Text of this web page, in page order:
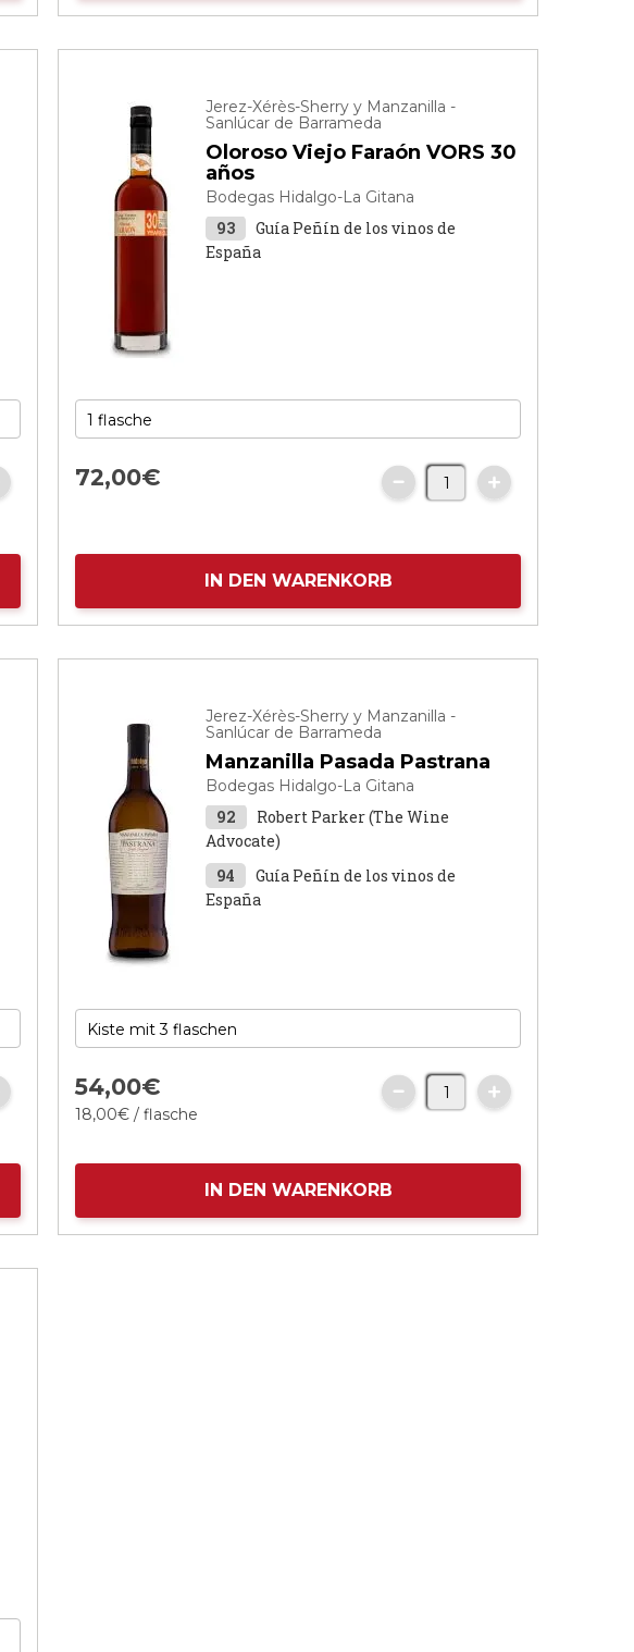
Jerez-Xérès-Sherry y Manzanilla -
Sanlúcar de Barrameda
Oloroso Viejo Faraón VORS 30
años
Bodegas Hidalgo-La Gitana
93
Guía Peñín de los vinos de
España
72,00€
IN DEN WARENKORB
Jerez-Xérès-Sherry y Manzanilla -
Sanlúcar de Barrameda
Manzanilla Pasada Pastrana
Bodegas Hidalgo-La Gitana
92
Robert Parker (The Wine
Advocate)
94
Guía Peñín de los vinos de
España
54,00€
18,00€ / flasche
IN DEN WARENKORB